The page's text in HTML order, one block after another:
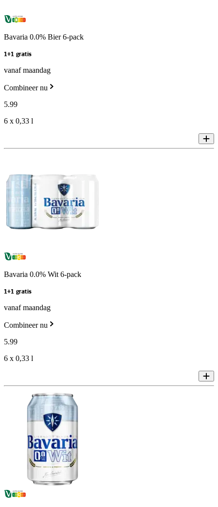
Bavaria 0.0% Bier 6-pack
1+1 gratis
vanaf maandag
Combineer nu
5.99
6 x 0,33 l
Bavaria 0.0% Wit 6-pack
1+1 gratis
vanaf maandag
Combineer nu
5.99
6 x 0,33 l